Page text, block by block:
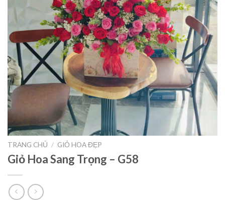
TRANG CHỦ / GIỎ HOA ĐẸP
Giỏ Hoa Sang Trọng – G58